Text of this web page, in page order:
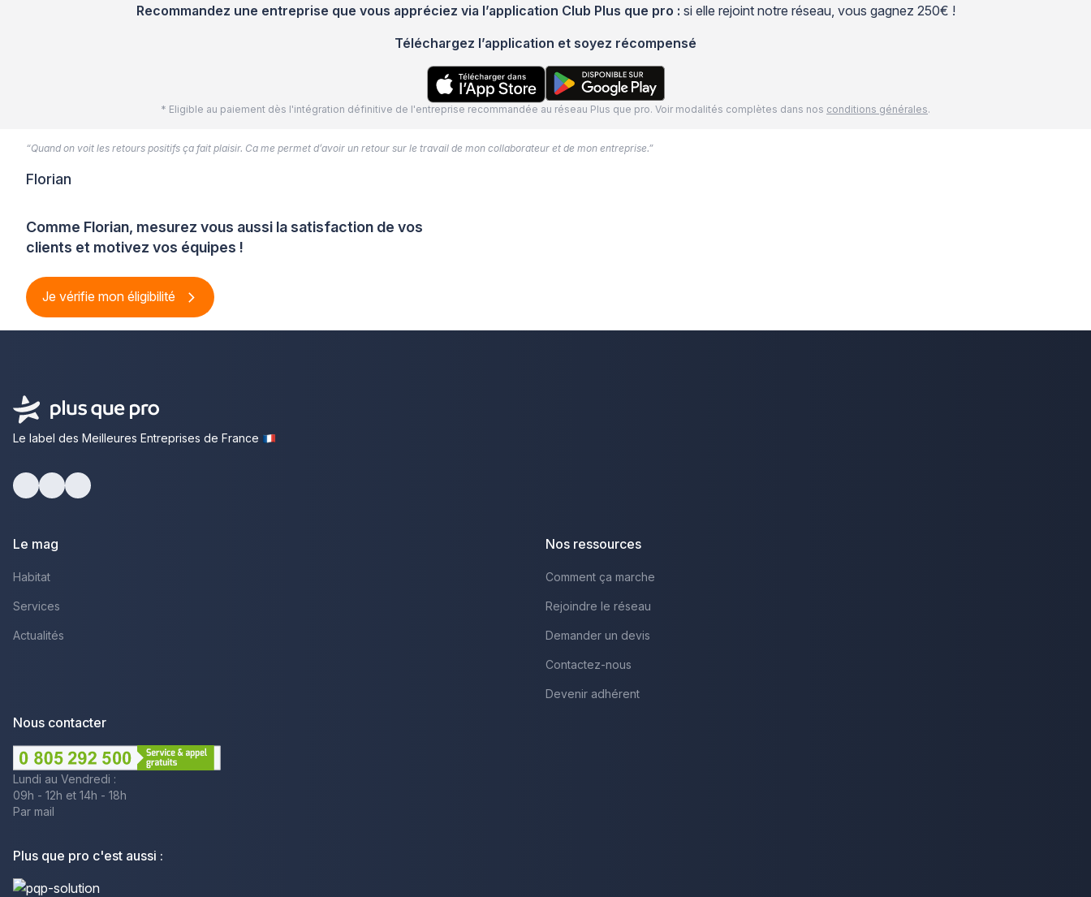
Recommandez une entreprise que vous appréciez via l’application Club Plus que pro : si elle rejoint notre réseau, vous gagnez 250€ !
Téléchargez l’application et soyez récompensé
* Eligible au paiement dès l'intégration définitive de l'entreprise recommandée au réseau Plus que pro. Voir modalités complètes dans nos conditions générales.
Comme Florian, mesurez vous aussi la satisfaction de vos
clients et motivez vos équipes !
Je vérifie mon éligibilité
“Quand on voit les retours positifs ça fait plaisir. Ca me permet d’avoir un retour sur le travail de mon collaborateur et de mon entreprise.”
Florian
Le label des Meilleures Entreprises de France
Le mag
Habitat
Services
Actualités
Nos ressources
Comment ça marche
Rejoindre le réseau
Demander un devis
Contactez-nous
Devenir adhérent
Nous contacter
Lundi au Vendredi :
09h - 12h et 14h - 18h
Par mail
Plus que pro c'est aussi :